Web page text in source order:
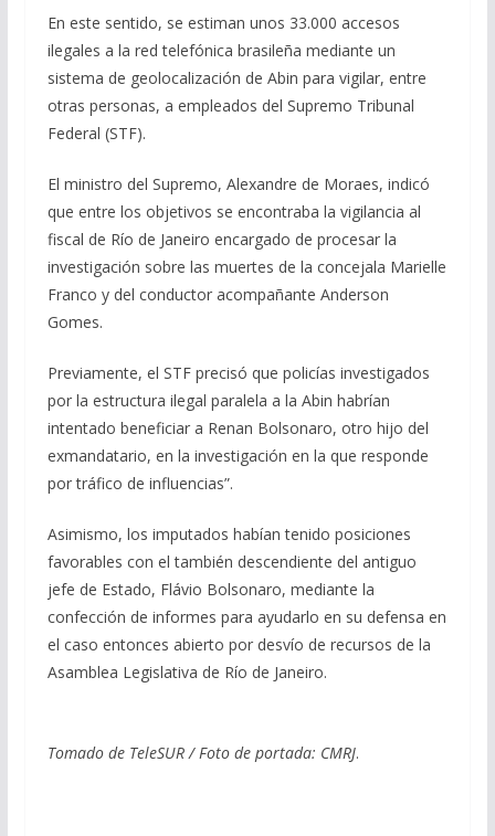
En este sentido, se estiman unos 33.000 accesos
ilegales a la red telefónica brasileña mediante un
sistema de geolocalización de Abin para vigilar, entre
otras personas, a empleados del Supremo Tribunal
Federal (STF).
El ministro del Supremo, Alexandre de Moraes, indicó
que entre los objetivos se encontraba la vigilancia al
fiscal de Río de Janeiro encargado de procesar la
investigación sobre las muertes de la concejala Marielle
Franco y del conductor acompañante Anderson
Gomes.
Previamente, el STF precisó que policías investigados
por la estructura ilegal paralela a la Abin habrían
intentado beneficiar a Renan Bolsonaro, otro hijo del
exmandatario, en la investigación en la que responde
por tráfico de influencias”.
Asimismo, los imputados habían tenido posiciones
favorables con el también descendiente del antiguo
jefe de Estado, Flávio Bolsonaro, mediante la
confección de informes para ayudarlo en su defensa en
el caso entonces abierto por desvío de recursos de la
Asamblea Legislativa de Río de Janeiro.
Tomado de TeleSUR / Foto de portada: CMRJ.